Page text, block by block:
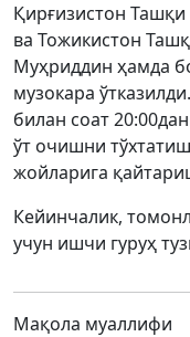
Қирғизистон
ва Тожикистон
Муҳриддин ҳамда
музокара
билан соат
ўт очишни
жойларига
Кейинчалик,
учун ишчи гуруҳ
Мақола муаллифи